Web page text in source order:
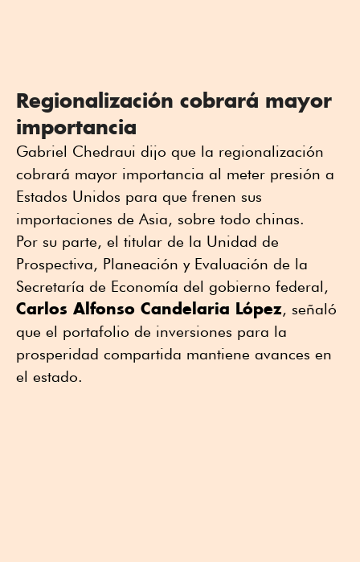
Regionalización cobrará mayor
importancia
Gabriel Chedraui dijo que la regionalización
cobrará mayor importancia al meter presión a
Estados Unidos para que frenen sus
importaciones de Asia, sobre todo chinas.
Por su parte, el titular de la Unidad de
Prospectiva, Planeación y Evaluación de la
Secretaría de Economía del gobierno federal,
Carlos Alfonso Candelaria López, señaló
que el portafolio de inversiones para la
prosperidad compartida mantiene avances en
el estado.